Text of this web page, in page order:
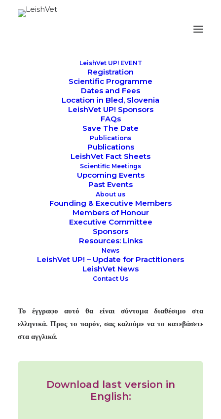
LeishVet UP! EVENT
Registration
Scientific Programme
Dates and Fees
Location in Bled, Slovenia
LeishVet UP! Sponsors
FAQs
Save The Date
Publications
Publications
LeishVet Fact Sheets
Scientific Meetings
Upcoming Events
Past Events
About us
Founding & Executive Members
Members of Honour
Executive Committee
Sponsors
Resources: Links
News
LeishVet UP! – Update for Practitioners
LeishVet News
Contact Us
ΣΧΕΤΙΚΑ ΜΕ ΤΗΝ ΟΜΑΔΑ LEISHVET
LeishVetείναι μια ομάδα επιστημόνων
κτηνιάτρων από ακαδημαϊκά ιδρύματα στη λεκάνη της
Μεσογείου και στη Βόρεια Αμερική με πρωταρχικό κλινικό
και επιστημονικό ενδιαφέρον για την CanL. Ο κύριος
σκοπός της ομάδας είναι η βελτίωση της γνώσης σε
διαφορετικές πτυχές της λεϊσμανίωσης στην κτηνιατρική και
τη δημόσια υγεία, συμπεριλαμβανομένης της
δημοσιοποίησης οδηγιών που απηχούν την ομόφωνη γνώμη
των μελών της με βάση την πρόσφατη τεκμηριωμένη
βιβλιογραφία και κλινική εμπειρία που αντιπροσωπεύει την
πλέον σύγχρονη κατανόηση της λοίμωξης με
Το έγγραφο αυτό θα είναι σύντομα διαθέσιμο στα
ελληνικά. Προς το παρόν, σας καλούμε να το κατεβάσετε
στα αγγλικά.
Download last version in
English: